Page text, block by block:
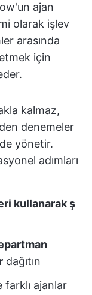
ajan
olarak işlev
arasında
için
kalmaz,
denemeler
yönetir.
adımları
kullanarak ş
dağıtın
farklı ajanlar